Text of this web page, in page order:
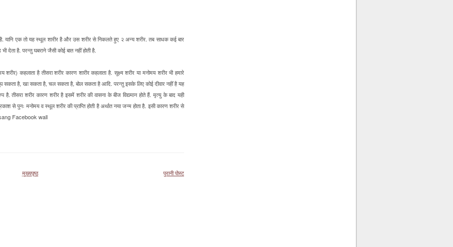
यानि एक तो यह स्थूल शारीर है और उस शरीर से निकलते हुए २ अन्य शरीर. तब साधक कई बार
देता है. परन्तु घबराने जैसी कोई बात नहीं होती है.
कहलाता है तीसरा शरीर कारण शारीर कहलाता है. सूक्ष्म शरीर या मनोमय शरीर भी हमारे
सकता है, खा सकता है, चल सकता है, बोल सकता है आदि. परन्तु इसके लिए कोई दीवार नहीं है यह
शरीर कारण शरीर है इसमें शरीर की वासना के बीज विद्यमान होते हैं. मृत्यु के बाद यही
से पुनः मनोमय व स्थूल शरीर की प्राप्ति होती है अर्थात नया जन्म होता है. इसी कारण शरीर से
Facebook wall
पुरानी पोस्ट
मुख्यपृष्ठ